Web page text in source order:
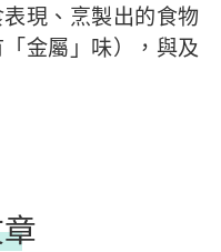
現、烹製出的食物
金屬」味），與及